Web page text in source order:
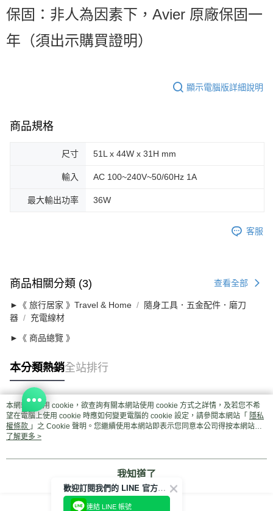
保固：非人為因素下，Avier 原廠保固一
年（須出示購買證明）
顯示電腦版詳細說明
商品規格
尺寸 51L x 44W x 31H mm
輸入 AC 100~240V~50/60Hz 1A
最大輸出功率 36W
客服
商品相關分類 (3) 查看全部
►《 旅行居家 》Travel & Home
隨身工具．五金配件．磨刀
器
充電線材
►《 商品總覽 》
本分類熱銷全站排行
熱門標籤
本網站中使用 cookie，欲查詢有關本網站使用 cookie 方式之詳情，及若您不希
望在電腦上使用 cookie 時應如何變更電腦的 cookie 設定，請參閱本網站「 隱私
權條款 」之 Cookie 聲明。您繼續使用本網站即表示您同意本公司得按本網站使
用條款之 Cookie 聲明使用 cookie。
了解更多 >
我知道了
歡迎訂閱我們的 LINE 官方帳號
連結 LINE 帳號